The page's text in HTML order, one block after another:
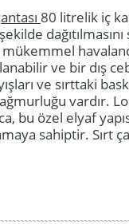
80 litrelik iç
mükemmel
ve bir dış
ve sırttaki
vardır.
bu özel elyaf
sahiptir. Sırt